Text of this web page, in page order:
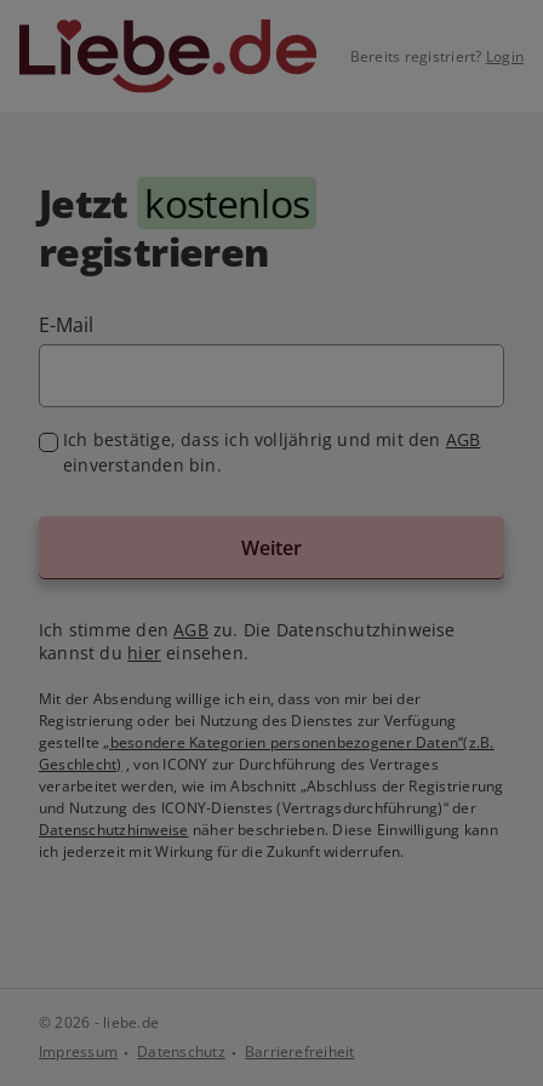
Bereits registriert? Login
Jetzt kostenlos
registrieren
E-Mail
Ich bestätige, dass ich volljährig und mit den AGB
einverstanden bin.
Weiter
Ich stimme denAGB zu. Die Datenschutzhinweise
kannst du hiereinsehen.
Mit der Absendung willige ich ein, dass von mir bei der
Registrierung oder bei Nutzung des Dienstes zur Verfügung
gestellte„besondere Kategorien personenbezogener Daten“(z.B.
Geschlecht) , von ICONY zur Durchführung des Vertrages
verarbeitet werden, wie im Abschnitt „Abschluss der Registrierung
und Nutzung des ICONY-Dienstes (Vertragsdurchführung)“ der
Datenschutzhinweise näher beschrieben. Diese Einwilligung kann
ich jederzeit mit Wirkung für die Zukunft widerrufen.
© 2026 - liebe.de
Impressum
Datenschutz Barrierefreiheit